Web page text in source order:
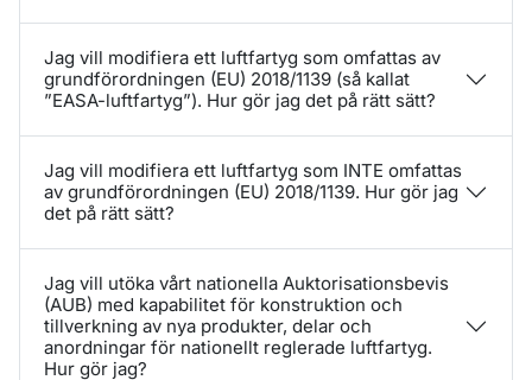
Jag vill modifiera ett luftfartyg som omfattas av
grundförordningen (EU) 2018/1139 (så kallat
”EASA-luftfartyg”). Hur gör jag det på rätt sätt?
Jag vill modifiera ett luftfartyg som INTE omfattas
av grundförordningen (EU) 2018/1139. Hur gör jag
det på rätt sätt?
Jag vill utöka vårt nationella Auktorisationsbevis
(AUB) med kapabilitet för konstruktion och
tillverkning av nya produkter, delar och
anordningar för nationellt reglerade luftfartyg.
Hur gör jag?